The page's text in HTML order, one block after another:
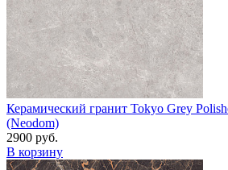
Керамический гранит Tokyo Grey
(Neodom)
2900 руб.
В корзину